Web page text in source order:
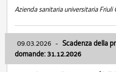
Azienda sanitaria universitaria Friuli
09.03.2026 - Scadenza della
domande: 31.12.2026